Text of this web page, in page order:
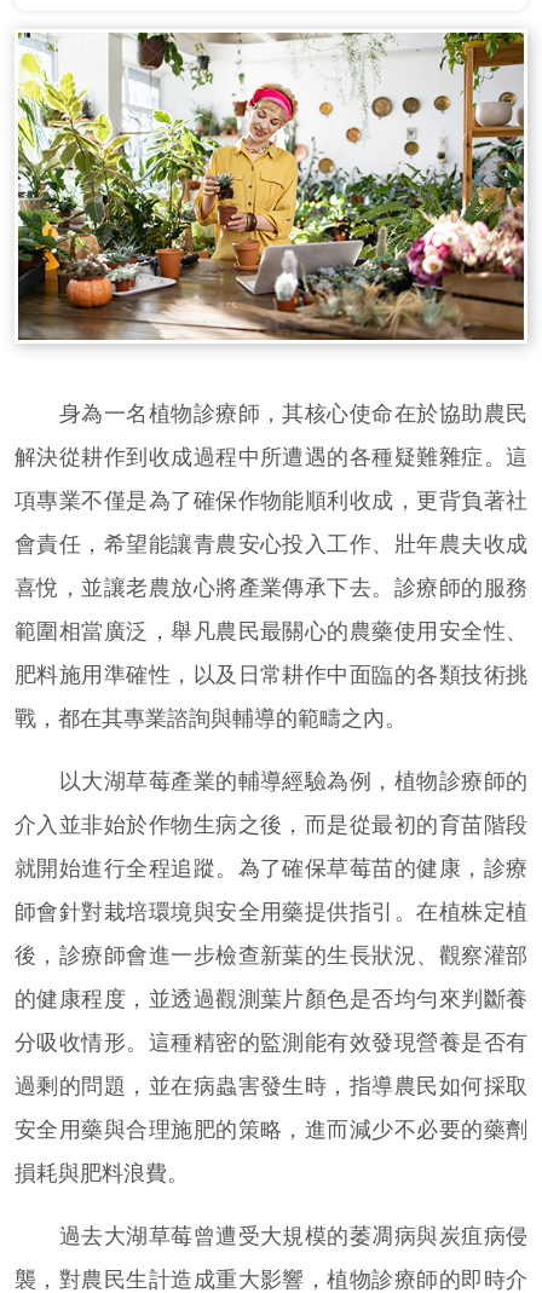
身為一名植物診療師，其核心使命在於協助農民
解決從耕作到收成過程中所遭遇的各種疑難雜症。這
項專業不僅是為了確保作物能順利收成，更背負著社
會責任，希望能讓青農安心投入工作、壯年農夫收成
喜悅，並讓老農放心將產業傳承下去。診療師的服務
範圍相當廣泛，舉凡農民最關心的農藥使用安全性、
肥料施用準確性，以及日常耕作中面臨的各類技術挑
戰，都在其專業諮詢與輔導的範疇之內。
以大湖草莓產業的輔導經驗為例，植物診療師的
介入並非始於作物生病之後，而是從最初的育苗階段
就開始進行全程追蹤。為了確保草莓苗的健康，診療
師會針對栽培環境與安全用藥提供指引。在植株定植
後，診療師會進一步檢查新葉的生長狀況、觀察灌部
的健康程度，並透過觀測葉片顏色是否均勻來判斷養
分吸收情形。這種精密的監測能有效發現營養是否有
過剩的問題，並在病蟲害發生時，指導農民如何採取
安全用藥與合理施肥的策略，進而減少不必要的藥劑
損耗與肥料浪費。
過去大湖草莓曾遭受大規模的萎凋病與炭疽病侵
襲，對農民生計造成重大影響，植物診療師的即時介